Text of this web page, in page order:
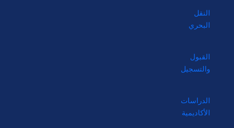
النقل
البحري
القبول
والتسجيل
الدراسات
الأكاديمية